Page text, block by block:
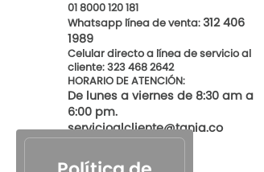
01 8000 120 181
Whatsapp línea de venta:312 406
1989
Celular directo a línea de servicio al
cliente: 323 468 2642
HORARIO DE ATENCIÓN:
De lunes a viernes de 8:30 am a
6:00 pm.
servicioalcliente@tania.co